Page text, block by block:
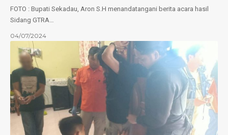
FOTO : Bupati Sekadau, Aron S.H menandatangani berita acara hasil
Sidang GTRA…
04/07/2024